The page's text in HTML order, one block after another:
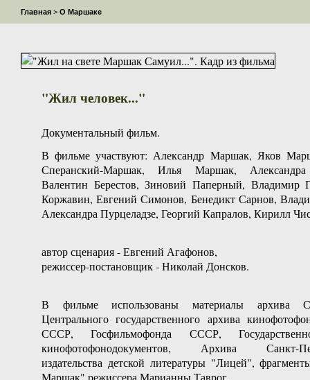
Главная > О Маршаке
"Жил человек..."
Документальный фильм.
В фильме участвуют: Александр Маршак, Яков
Сперанский-Маршак, Илья Маршак, Александра
Валентин Берестов, Зиновий Паперный, Владимир
Коржавин, Евгений Симонов, Бенедикт Сарнов,
Александра Пурцеладзе, Георгий Капралов, Кирилл
автор сценария - Евгений Агафонов,
режиссер-постановщик - Николай Донсков.
В фильме использованы материалы архива
Центрального государственного архива
СССР, Госфильмофонда СССР,
кинофотофонодокументов, Архива Санкт-
издательства детской литературы "Лицей",
Маршак" режиссера Марианны Таврог.